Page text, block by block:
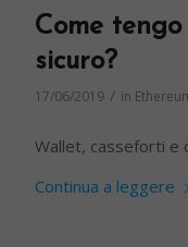
Come
sicuro?
17/06/2019 / in
Wallet, casseforti e
Continua a leggere